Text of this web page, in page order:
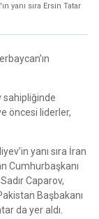
yanı sıra Ersin Tatar
sahipliğinde
öncesi liderler,
yanı sıra İran
Cumhurbaşkanı
Caparov,
Başbakanı
da yer aldı.